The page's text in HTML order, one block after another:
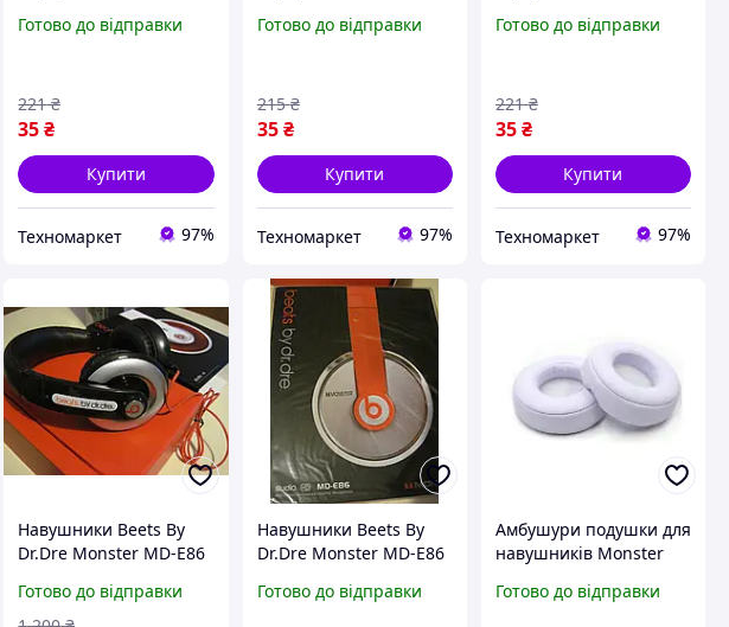
навушники Monster
Готово до відправки
35₴
221 ₴
Купити
Техномаркет 97%
навушники Monster
Готово до відправки
35 ₴
215 ₴
Купити
Техномаркет 97%
навушники Monster
Готово до відправки
35₴
221 ₴
Купити
Техномаркет 97%
Навушники Beets By
Dr.Dre Monster MD-E86
Готово до відправки
Навушники Beets By
Dr.Dre Monster MD-E86
Готово до відправки
Амбушури подушки для
навушників Monster
Готово до відправки